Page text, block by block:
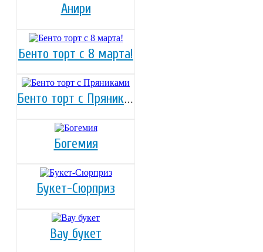
Анири
Бенто торт с 8 марта!
Бенто торт с Пряниками
Богемия
Букет-Сюрприз
Вау букет